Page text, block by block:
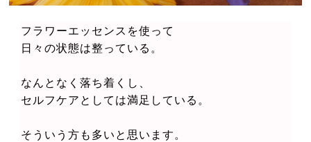
フラワーエッセンスを使って
日々の状態は整っている。
なんとなく落ち着くし、
セルフケアとしては満足している。
そういう方も多いと思います。